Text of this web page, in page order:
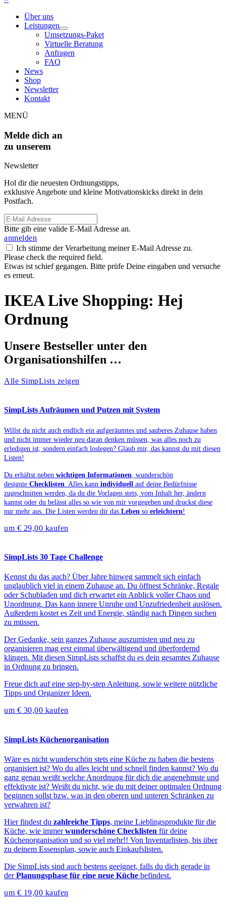
Über uns
Leistungen
Umsetzungs-Paket
Virtuelle Beratung
Anfragen
FAQ
News
Shop
Newsletter
Kontakt
MENÜ
Melde dich an
zu unserem
Newsletter
Hol dir die neuesten Ordnungstipps,
exklusive Angebote und kleine Motivationskicks direkt in dein
Postfach.
Bitte gib eine valide E-Mail Adresse an.
anmelden
Ich stimme der Verarbeitung meiner E-Mail Adresse zu.
Please check the required field.
Etwas ist schief gegangen. Bitte prüfe Deine eingaben und versuche
es erneut.
IKEA Live Shopping: Hej
Ordnung
Unsere Bestseller unter den
Organisationshilfen …
Alle SimpLists zeigen
SimpLists Aufräumen und Putzen mit System
Willst du nicht auch endlich ein aufgeräumtes und sauberes Zuhause haben
und nicht immer wieder neu daran denken müssen, was alles noch zu
erledigen ist, sondern einfach loslegen? Glaub mir, das kannst du mit diesen
Listen!⁠
Du erhältst neben wichtigen Informationen , wunderschön
designte Checklisten . Alles kann individuell auf deine Bedürfnisse
zugeschnitten werden, da du die Vorlagen stets, vom Inhalt her, ändern
kannst oder du belässt alles so wie von mir vorgegeben und druckst diese
nur mehr aus. Die Listen werden dir das Leben so erleichtern!
um € 29,00 kaufen
SimpLists 30 Tage Challenge
Kennst du das auch? Über Jahre hinweg sammelt sich einfach
unglaublich viel in einem Zuhause an. Du öffnest Schränke, Regale
oder Schubladen und dich erwartet ein Anblick voller Chaos und
Unordnung. Das kann innere Unruhe und Unzufriedenheit auslösen.
Außerdem kostet es Zeit und Energie, ständig nach Dingen suchen
zu müssen.
Der Gedanke, sein ganzes Zuhause auszumisten und neu zu
organisieren mag erst einmal überwältigend und überfordernd
klingen. Mit diesen SimpLists schaffst du es dein gesamtes Zuhause
in Ordnung zu bringen.
Freue dich auf eine step-by-step Anleitung, sowie weitere nützliche
Tipps und Organizer Ideen.
um € 30,00 kaufen
SimpLists Küchenorganisation
Wäre es nicht wunderschön stets eine Küche zu haben die bestens
organisiert ist? Wo du alles leicht und schnell finden kannst? Wo du
ganz genau weißt welche Anordnung für dich die angenehmste und
effektivste ist? Weißt du nicht, wie du mit deiner optimalen Ordnung
beginnen sollst bzw. was in den oberen und unteren Schränken zu
verwahren ist?
Hier findest du zahlreiche Tipps, meine Lieblingsprodukte für die
Küche, wie immerwunderschöne Checklisten für deine
Küchenorganisation und so viel mehr!! Von Inventarlisten, bis über
zu deinem Essensplan, sowie auch Einkaufslisten.
Die SimpLists sind auch bestens geeignet, falls du dich gerade in
derPlanungsphase für eine neue Küche befindest.
um € 19,00 kaufen